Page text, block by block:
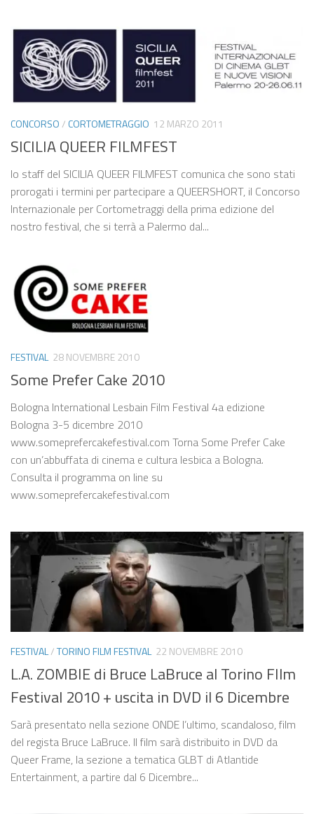
CONCORSO/ CORTOMETRAGGIO 12 MARZO 2011
SICILIA QUEER FILMFEST
lo staff del SICILIA QUEER FILMFEST comunica che sono stati
prorogati i termini per partecipare a QUEERSHORT, il Concorso
Internazionale per Cortometraggi della prima edizione del
nostro festival, che si terrà a Palermo dal...
FESTIVAL 28 NOVEMBRE 2010
Some Prefer Cake 2010
Bologna International Lesbain Film Festival 4a edizione
Bologna 3-5 dicembre 2010
www.someprefercakefestival.com Torna Some Prefer Cake
con un’abbuffata di cinema e cultura lesbica a Bologna.
Consulta il programma on line su
www.someprefercakefestival.com
FESTIVAL/TORINO FILM FESTIVAL 22 NOVEMBRE 2010
L.A. ZOMBIE di Bruce LaBruce al Torino FIlm
Festival 2010 + uscita in DVD il 6 Dicembre
Sarà presentato nella sezione ONDE l’ultimo, scandaloso, film
del regista Bruce LaBruce. Il film sarà distribuito in DVD da
Queer Frame, la sezione a tematica GLBT di Atlantide
Entertainment, a partire dal 6 Dicembre...